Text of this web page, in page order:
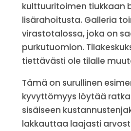
kulttuuritoimen tiukkaan
lisärahoitusta. Galleria
virastotalossa, joka on
purkutuomion.
tiettävästi ole tilalle
Tämä on surullinen
kyvyttömyys löytää
sisäiseen
lakkauttaa laajasti